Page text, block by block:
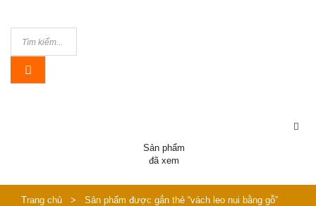
Sản phẩm
đã xem
Trang chủ > Sản phẩm được gắn thẻ “vách leo nui bằng gỗ”